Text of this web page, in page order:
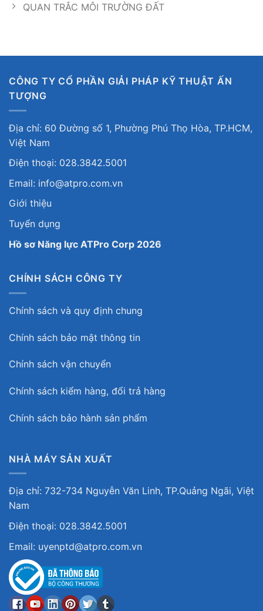
QUAN TRẮC MÔI TRƯỜNG ĐẤT
CÔNG TY CỔ PHẦN GIẢI PHÁP KỸ THUẬT ẤN
TƯỢNG
Địa chỉ: 60 Đường số 1, Phường Phú Thọ Hòa, TP.HCM,
Việt Nam
Điện thoại: 028.3842.5001
Email: info@atpro.com.vn
Giới thiệu
Tuyển dụng
Hồ sơ Năng lực ATPro Corp 2026
CHÍNH SÁCH CÔNG TY
Chính sách và quy định chung
Chính sách bảo mật thông tin
Chính sách vận chuyển
Chính sách kiểm hàng, đổi trả hàng
Chính sách bảo hành sản phẩm
NHÀ MÁY SẢN XUẤT
Địa chỉ: 732-734 Nguyễn Văn Linh, TP.Quảng Ngãi, Việt
Nam
Điện thoại: 028.3842.5001
Email: uyenptd@atpro.com.vn